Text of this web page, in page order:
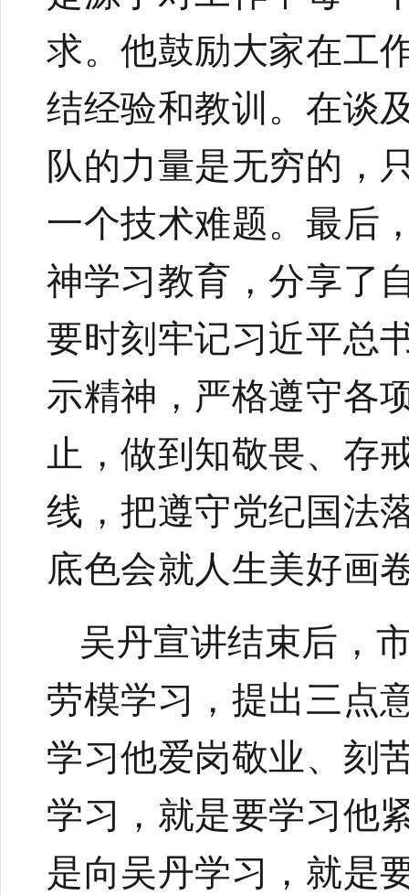
求。他鼓励大家在工
结经验和教训。在谈
队的力量是无穷的，
一个技术难题。最后
神学习教育，分享了
要时刻牢记习近平总
示精神， 严格遵守各
止，做到知敬畏、存
线，把遵守党纪国法
底色会就人生美好画
吴丹宣讲结束后，
劳模学习，提出三点
学习他爱岗敬业、刻
学习，就是要学习他
是向吴丹学习，就是